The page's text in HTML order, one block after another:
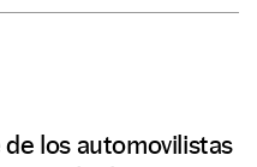
los automovilistas